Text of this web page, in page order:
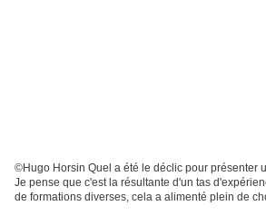
©Hugo Horsin Quel a été le déclic pour présenter
Je pense que c'est la résultante d'un tas
de formations diverses, cela a alimenté plein de